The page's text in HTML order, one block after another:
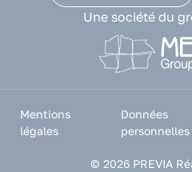
Une société du
Mentions
légales
Données
personnelles
© 2026 PREVIA